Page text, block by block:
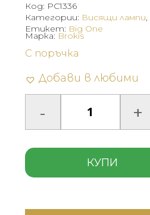
Код: PC1336
Категории: Висящи лампи,
Етикет: Big One
С поръчка
Добави в любими
КУПИ
Марка: Brokis